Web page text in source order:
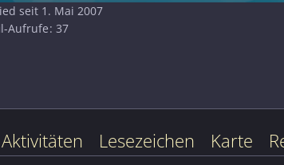
seit 1. Mai 2007
Aufrufe 37
Lesezeichen Karte